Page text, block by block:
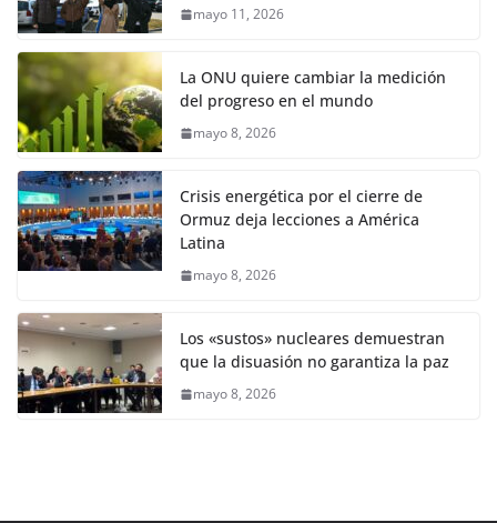
mayo 11, 2026
La ONU quiere cambiar la medición
del progreso en el mundo
mayo 8, 2026
Crisis energética por el cierre de
Ormuz deja lecciones a América
Latina
mayo 8, 2026
Los «sustos» nucleares demuestran
que la disuasión no garantiza la paz
mayo 8, 2026